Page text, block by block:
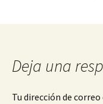
Deja una
Tu dirección de